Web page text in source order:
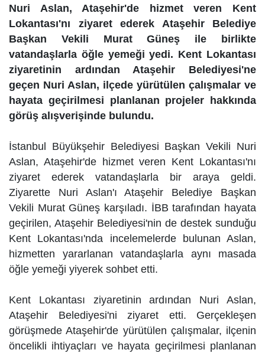
Nuri Aslan, Ataşehir'de hizmet veren Kent
Lokantası'nı ziyaret ederek Ataşehir Belediye
Başkan Vekili Murat Güneş ile birlikte
vatandaşlarla öğle yemeği yedi. Kent Lokantası
ziyaretinin ardından Ataşehir Belediyesi'ne
geçen Nuri Aslan, ilçede yürütülen çalışmalar ve
hayata geçirilmesi planlanan projeler hakkında
görüş alışverişinde bulundu.
İstanbul Büyükşehir Belediyesi Başkan Vekili Nuri
Aslan, Ataşehir'de hizmet veren Kent Lokantası'nı
ziyaret ederek vatandaşlarla bir araya geldi.
Ziyarette Nuri Aslan'ı Ataşehir Belediye Başkan
Vekili Murat Güneş karşıladı. İBB tarafından hayata
geçirilen, Ataşehir Belediyesi'nin de destek sunduğu
Kent Lokantası'nda incelemelerde bulunan Aslan,
hizmetten yararlanan vatandaşlarla aynı masada
öğle yemeği yiyerek sohbet etti.
Kent Lokantası ziyaretinin ardından Nuri Aslan,
Ataşehir Belediyesi'ni ziyaret etti. Gerçekleşen
görüşmede Ataşehir'de yürütülen çalışmalar, ilçenin
öncelikli ihtiyaçları ve hayata geçirilmesi planlanan